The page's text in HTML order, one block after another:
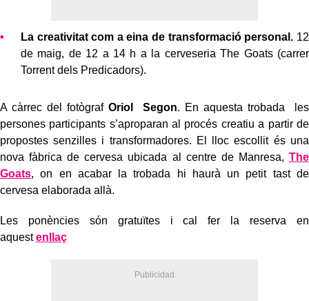
La creativitat com a eina de transformació personal. 12
de maig, de 12 a 14 h a la cerveseria The Goats (carrer
Torrent dels Predicadors).
A càrrec del fotògraf Oriol Segon. En aquesta trobada les
persones participants s’aproparan al procés creatiu a partir de
propostes senzilles i transformadores. El lloc escollit és una
nova fàbrica de cervesa ubicada al centre de Manresa, The
Goats, on en acabar la trobada hi haurà un petit tast de
cervesa elaborada allà.
Les ponències són gratuïtes i cal fer la reserva en
aquestenllaç